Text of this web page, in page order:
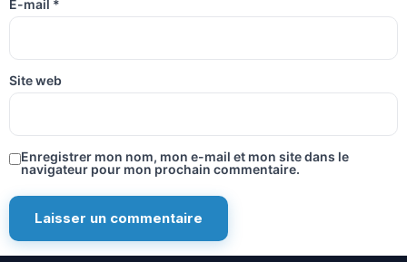
E-mail *
Site web
Enregistrer mon nom, mon e-mail et mon site dans le
navigateur pour mon prochain commentaire.